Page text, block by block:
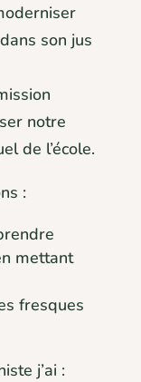
son jus
notre
de l’école.
:
mettant
fresques
j’ai :